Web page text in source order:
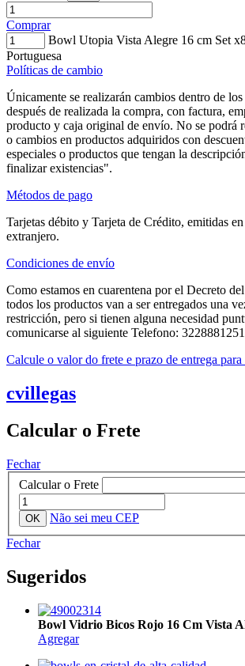
Comprar
Bowl Utopia Vista Alegre 16 cm Set
Portuguesa
Políticas de cambio
Únicamente se realizarán cambios dentro de
después de realizada la compra, con factura,
producto y caja original de envío. No se podrá
o cambios en productos adquiridos con
especiales o productos que tengan la
finalizar existencias".
Métodos de pago
Tarjetas débito y Tarjeta de Crédito, emitidas
extranjero.
Condiciones de envío
Como estamos en cuarentena por el Decreto
todos los productos van a ser entregados una
restricción, pero si tienen alguna necesidad
comunicarse al siguiente Telefono: 3228881251
Calcule o valor do frete e prazo de entrega para
cvillegas
Calcular o Frete
Fechar
Calcular o Frete
Não sei meu CEP
Fechar
Sugeridos
Bowl Vidrio Bicos Rojo 16 Cm Vista
Agregar